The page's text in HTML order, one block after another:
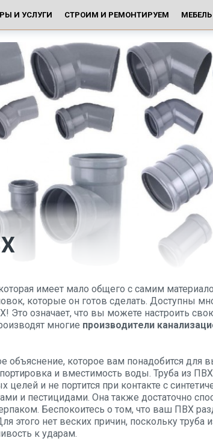
И УСЛУГИ СТРОИМ И РЕМОНТИРУЕМ
имеет мало общего с самим
которые он готов сделать. Доступны
Это означает, что вы можете настроить
многие производители
объяснение, которое вам понадобится для
и вместимость воды. Труба из
целей и не портится при контакте с
и пестицидами. Она также достаточно
Беспокоитесь о том, что ваш ПВХ
этого нет веских причин, поскольку труба
к ударам.